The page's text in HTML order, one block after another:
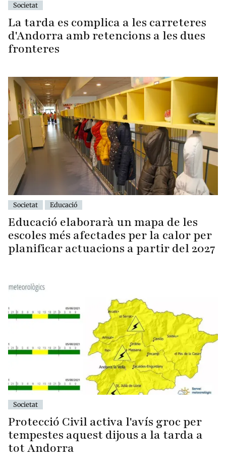
Societat
La tarda es complica a les carreteres
d'Andorra amb retencions a les dues
fronteres
Societat Educació
Educació elaborarà un mapa de les
escoles més afectades per la calor per
planificar actuacions a partir del 2027
Societat
Protecció Civil activa l'avís groc per
tempestes aquest dijous a la tarda a
tot Andorra